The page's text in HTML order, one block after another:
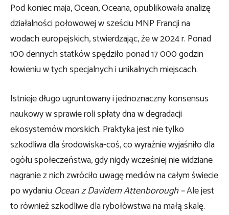
Pod koniec maja, Ocean, Oceana, opublikowała analizę
działalności połowowej w sześciu MNP Francji na
wodach europejskich, stwierdzając, że w 2024 r. Ponad
100 dennych statków spędziło ponad 17 000 godzin
łowieniu w tych specjalnych i unikalnych miejscach.
Istnieje długo ugruntowany i jednoznaczny konsensus
naukowy w sprawie roli spłaty dna w degradacji
ekosystemów morskich. Praktyka jest nie tylko
szkodliwa dla środowiska-coś, co wyraźnie wyjaśniło dla
ogółu społeczeństwa, gdy nigdy wcześniej nie widziane
nagranie z nich zwróciło uwagę mediów na całym świecie
po wydaniu Ocean z Davidem Attenborough –Ale jest
to również szkodliwe dla rybołówstwa na małą skalę.